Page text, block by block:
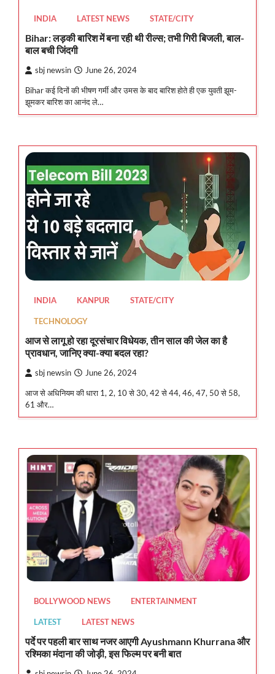
INDIA LATEST NEWS STATE/CITY
Bihar: लड़की बारिश में बना रही थी रील्स; तभी गिरी बिजली, बाल-
बाल बची जिंदगी
sbj newsin June 26, 2024
Bihar कई दिनों की भीषण गर्मी और उमस के बाद बारिश होते ही एक युवती झूम-
झूमकर बारिश का आनंद ले…
INDIA KANPUR STATE/CITY
TECHNOLOGY
आज से लागू हो रहा दूरसंचार विधेयक, तीन साल की जेल का है
प्रावधान, जानिए क्या-क्या बदल रहा?
sbj newsin June 26, 2024
आज से अधिनियम की धारा 1, 2, 10 से 30, 42 से 44, 46, 47, 50 से 58,
61 और…
BOLLYWOOD NEWS ENTERTAINMENT
LATEST LATEST NEWS
पर्दे पर पहली बार साथ नजर आएगी Ayushmann Khurrana और
रश्मिका मंदाना की जोड़ी, इस फिल्म पर बनी बात